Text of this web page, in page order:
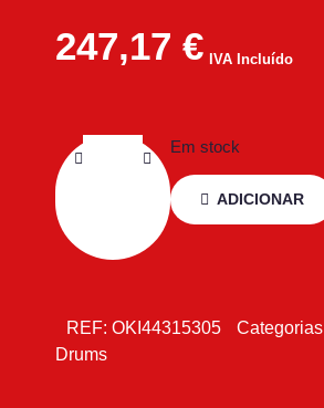
247,17 € IVA Incluído
Em stock
ADICIONAR
REF: OKI44315305 Categorias
Drums